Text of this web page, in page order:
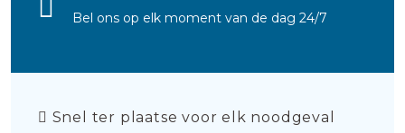
Bel ons op elk moment van de dag 24/7
Snel ter plaatse voor elk noodgeval